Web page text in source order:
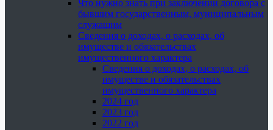
Что нужно знать при заключении договора с
бывшим государственным, муниципальным
служащим
Сведения о доходах, о расходах, об
имуществе и обязательствах
имущественного характера
Сведения о доходах, о расходах, об
имуществе и обязательствах
имущественного характера
2024 год
2023 год
2022 год